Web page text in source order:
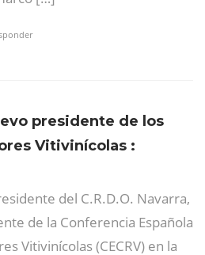
presidente de los
Vitivinícolas :
del C.R.D.O. Navarra,
de la Conferencia Española
Vitivinícolas (CECRV) en la